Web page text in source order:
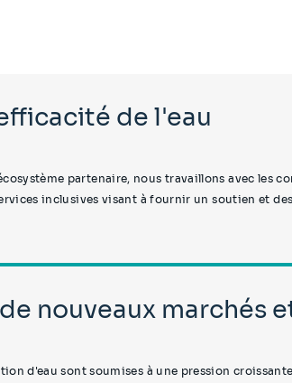
de l'eau
partenaire, nous travaillons avec les
inclusives visant à fournir un soutien et
de nouveaux marchés
d'eau sont soumises à une pression